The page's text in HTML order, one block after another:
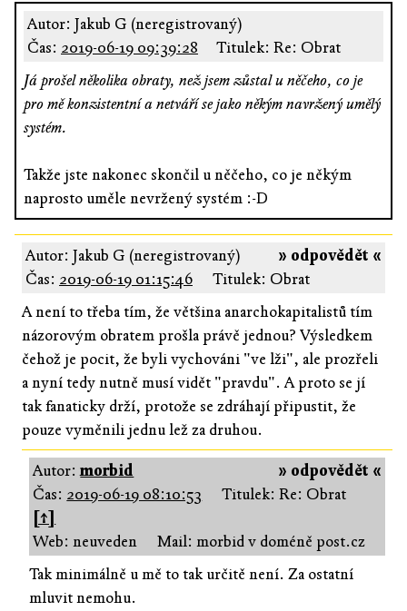
Autor: Jakub G (neregistrovaný)
Čas: 2019-06-19 09:39:28
Titulek: Re: Obrat
Já prošel několika obraty, než jsem zůstal u něčeho, co je
pro mě konzistentní a netváří se jako někým navržený umělý
systém.
Takže jste nakonec skončil u něčeho, co je někým
naprosto uměle nevržený systém :-D
» odpovědět «
Autor: Jakub G (neregistrovaný)
Čas: 2019-06-19 01:15:46
Titulek: Obrat
A není to třeba tím, že většina anarchokapitalistů tím
názorovým obratem prošla právě jednou? Výsledkem
čehož je pocit, že byli vychováni "ve lži", ale prozřeli
a nyní tedy nutně musí vidět "pravdu". A proto se jí
tak fanaticky drží, protože se zdráhají připustit, že
pouze vyměnili jednu lež za druhou.
» odpovědět «
Autor:morbid
Čas: 2019-06-19 08:10:53
Titulek: Re: Obrat
[↑]
Web: neuveden
Mail: morbid v doméně post.cz
Tak minimálně u mě to tak určitě není. Za ostatní
mluvit nemohu.